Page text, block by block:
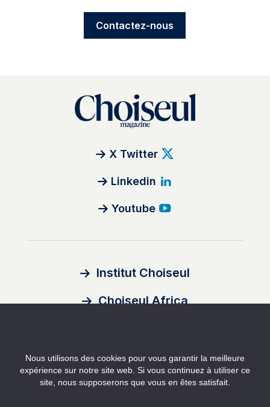
Contactez-nous
X Twitter
Linkedin
Youtube
Institut Choiseul
Choiseul Africa
Auteurs
Nous utilisons des cookies pour vous garantir la meilleure
expérience sur notre site web. Si vous continuez à utiliser ce
site, nous supposerons que vous en êtes satisfait.